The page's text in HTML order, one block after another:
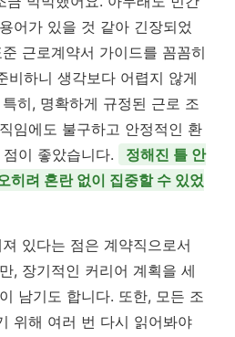
어가 있을 것 같아 긴장되었
근로계약서 가이드를 꼼꼼히
비하니 생각보다 어렵지 않게
히, 명확하게 규정된 근로 조
임에도 불구하고 안정적인 환
이 좋았습니다.
정해진 틀 안
히려 혼란 없이 집중할 수 있었
있다는 점은 계약직으로서
, 장기적인 커리어 계획을 세
남기도 합니다. 또한, 모든 조
위해 여러 번 다시 읽어봐야